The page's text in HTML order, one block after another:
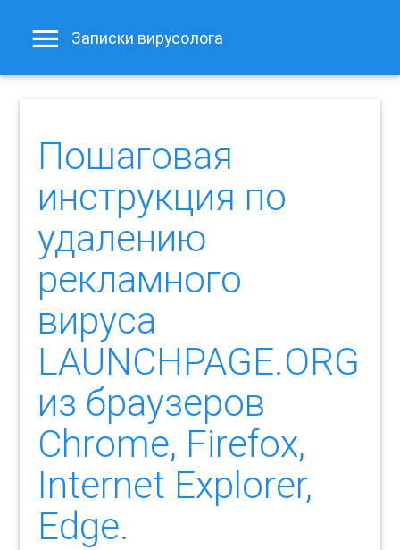
Записки вирусолога
Пошаговая
инструкция по
удалению
рекламного
вируса
LAUNCHPAGE.ORG
из браузеров
Chrome, Firefox,
Internet Explorer,
Edge.